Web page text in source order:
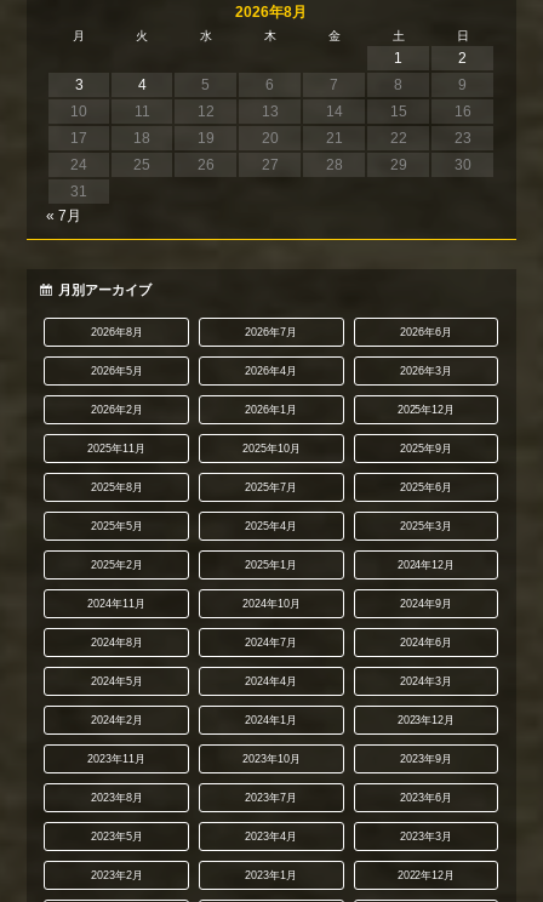
2026年8月
月 火 水 木 金 土 日
1
2
3
4 5 6 7 8
9
10
11 12 13 14 15
16
17
18 19 20 21 22
23
24
25 26 27 28 29
30
31
« 7月
月別アーカイブ
2026年8月 2026年7月 2026年6月
2026年5月 2026年4月 2026年3月
2026年2月 2026年1月 2025年12月
2025年11月 2025年10月 2025年9月
2025年8月 2025年7月 2025年6月
2025年5月 2025年4月 2025年3月
2025年2月 2025年1月 2024年12月
2024年11月 2024年10月 2024年9月
2024年8月 2024年7月 2024年6月
2024年5月 2024年4月 2024年3月
2024年2月 2024年1月 2023年12月
2023年11月 2023年10月 2023年9月
2023年8月 2023年7月 2023年6月
2023年5月 2023年4月 2023年3月
2023年2月 2023年1月 2022年12月